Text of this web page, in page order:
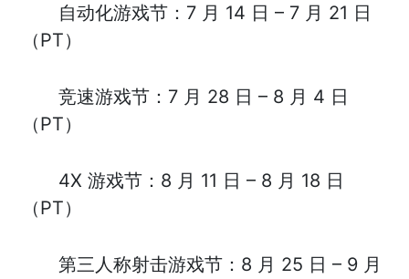
自动化游戏节：7 月 14 日 – 7 月 21 日
（PT）
竞速游戏节：7 月 28 日 – 8 月 4 日
（PT）
4X 游戏节：8 月 11 日 – 8 月 18 日
（PT）
第三人称射击游戏节：8 月 25 日 – 9 月